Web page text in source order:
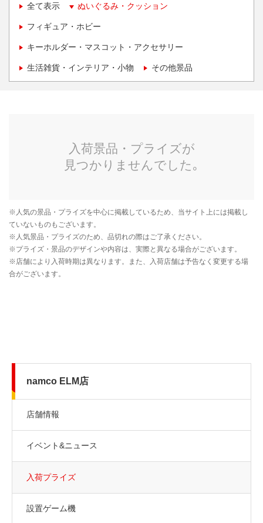
全て表示 ぬいぐるみ・クッション
フィギュア・ホビー
キーホルダー・マスコット・アクセサリー
生活雑貨・インテリア・小物 その他景品
namco ELM店
店舗情報
イベント&ニュース
入荷プライズ
設置ゲーム機